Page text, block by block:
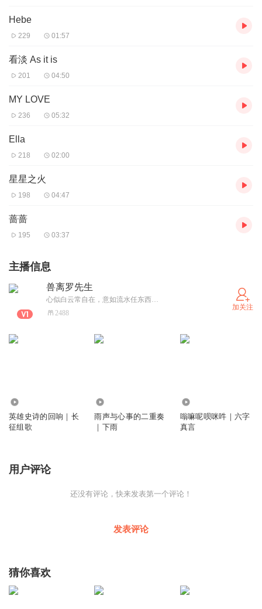
Hebe
229 01:57
看淡 As it is
201 04:50
MY LOVE
236 05:32
Ella
218 02:00
星星之火
198 04:47
蔷蔷
195 03:37
主播信息
兽离罗先生
心似白云常自在，意如流水任东西…
2488
加关注
英雄史诗的回响｜长
征组歌
雨声与心事的二重奏
｜下雨
嗡嘛呢呗咪吽｜六字
真言
用户评论
还没有评论，快来发表第一个评论！
发表评论
猜你喜欢